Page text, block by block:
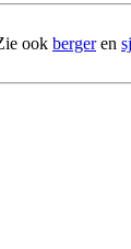
ook bergeren